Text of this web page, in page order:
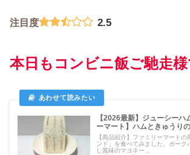
注目度 2.5
本日もコンビニ飯ご馳走
【2026最新】ジューシーハ
ーマート】ハムときゅうり
【商品紹介】ファミリーマート
ンド」を食べてみました。ポーク
し風味のマヨネー...